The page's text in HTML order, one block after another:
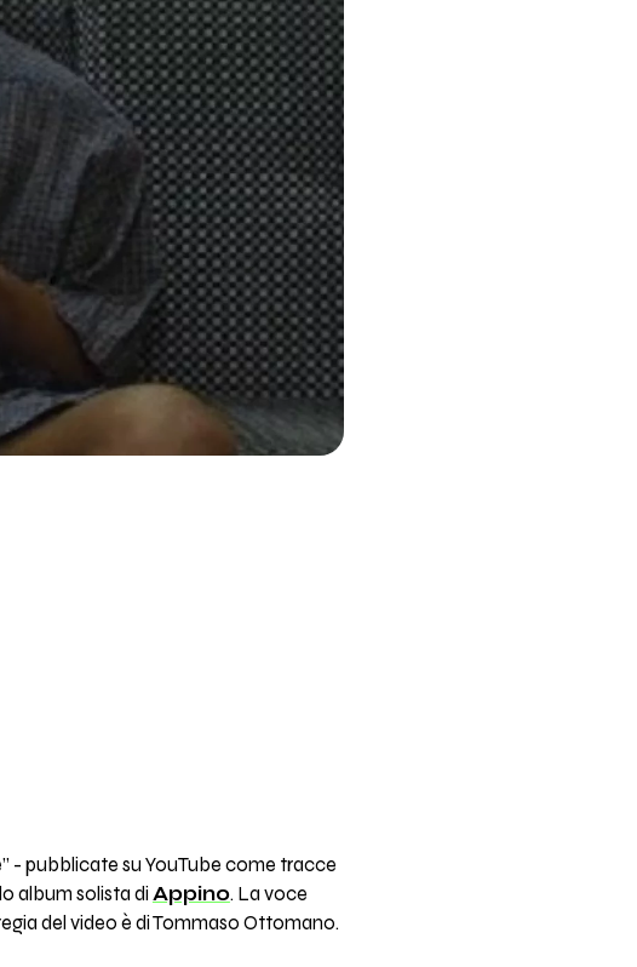
- pubblicate su YouTube come tracce
album solista di Appino. La voce
del video è di Tommaso Ottomano.